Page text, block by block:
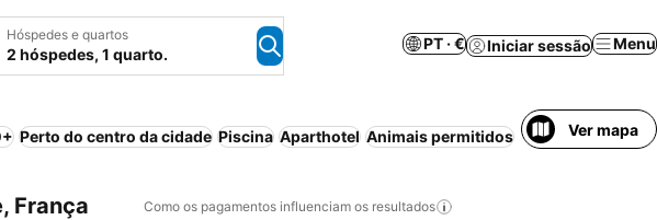
Hóspedes e quartos
2 hóspedes, 1 quarto.
PT · € Iniciar sessão Menu
Perto do centro da cidade Piscina Aparthotel Animais permitidos Meia-pensão
Ver mapa
França Como os pagamentos influenciam os resultados